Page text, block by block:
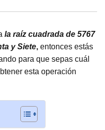
la raíz cuadrada de 5767
y Siete, entonces estás
para que sepas cuál
esta operación